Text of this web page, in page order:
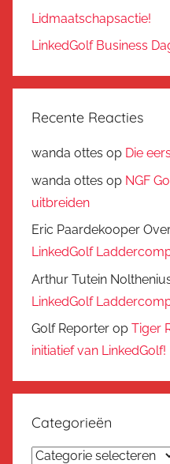
Lidmaatschapsactie!
LinkedGolf Business
Recente Reacties
wanda ottes op Die
wanda ottes op NGF
uitbreiden
Eric Paardekooper
LinkedGolf
Arthur Tutein
LinkedGolf
Golf Reporter op Tiger
initiatief van LinkedGolf!
Categorieën
Categorieën